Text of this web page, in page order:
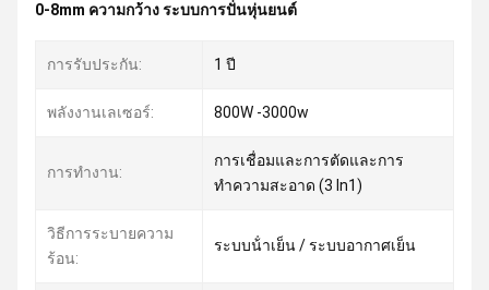
0-8mm ความกว้าง ระบบการปั่นหุ่นยนต์
การรับประกัน: 1 ปี
พลังงานเลเซอร์: 800W -3000w
การทำงาน:
การเชื่อมและการตัดและการ
ทำความสะอาด (3 In1)
วิธีการระบายความ
ร้อน:
ระบบน้ําเย็น / ระบบอากาศเย็น